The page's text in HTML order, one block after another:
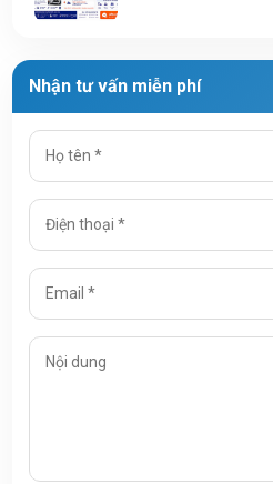
Nhận tư vấn miễn phí